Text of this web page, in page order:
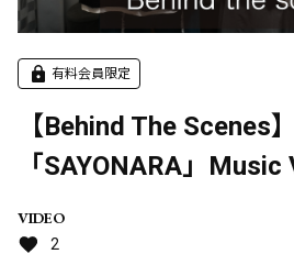
有料会員限定
【Behind The Scenes】
「SAYONARA」Music
VIDEO
2